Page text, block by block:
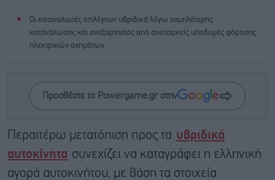
Οι καταναλωτές επιλέγουν υβριδικά λόγω χαμηλότερης
κατανάλωσης και ανεξαρτησίας από ανεπαρκείς υποδομές φόρτισης
ηλεκτρικών οχημάτων.
Προσθέστε το Powergame.gr στην
Περαιτέρω μετατόπιση προς τα υβριδικά
αυτοκίνητα συνεχίζει να καταγράφει η ελληνική
αγορά αυτοκινήτου, με βάση τα στοιχεία